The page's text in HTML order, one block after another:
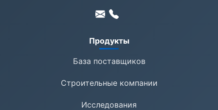
Продукты
База поставщиков
Строительные компании
Исследования